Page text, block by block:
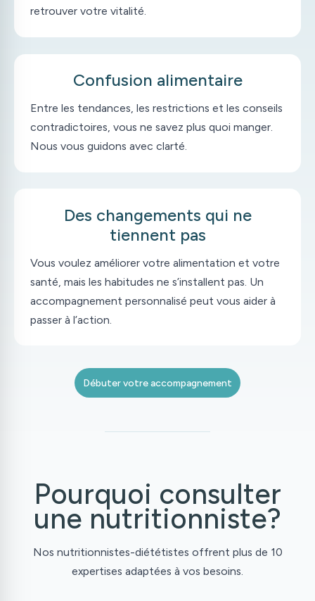
retrouver votre vitalité.
Confusion alimentaire
Entre les tendances, les restrictions et les conseils
contradictoires, vous ne savez plus quoi manger.
Nous vous guidons avec clarté.
Des changements qui ne
tiennent pas
Vous voulez améliorer votre alimentation et votre
santé, mais les habitudes ne s’installent pas. Un
accompagnement personnalisé peut vous aider à
passer à l’action.
Débuter votre accompagnement
Pourquoi consulter
une nutritionniste?
Nos nutritionnistes-diététistes offrent plus de 10
expertises adaptées à vos besoins.